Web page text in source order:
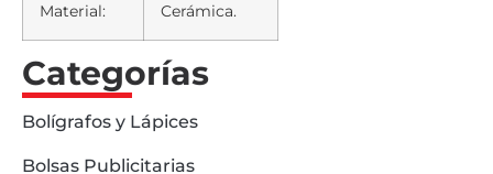
Material: Cerámica.
Categorías
Bolígrafos y Lápices
Bolsas Publicitarias